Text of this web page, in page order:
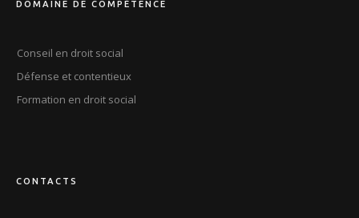
DOMAINE DE COMPÉTENCE
Conseil en droit social
Défense et contentieux
Formation en droit social
CONTACTS